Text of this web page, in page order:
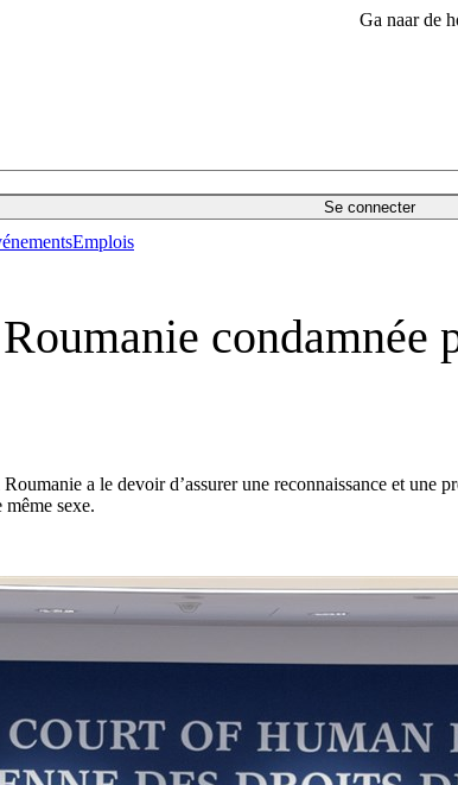
Ga naar de
Se connecter
Emplois
condamnée
a le devoir d’assurer une reconnaissance et une
sexe.